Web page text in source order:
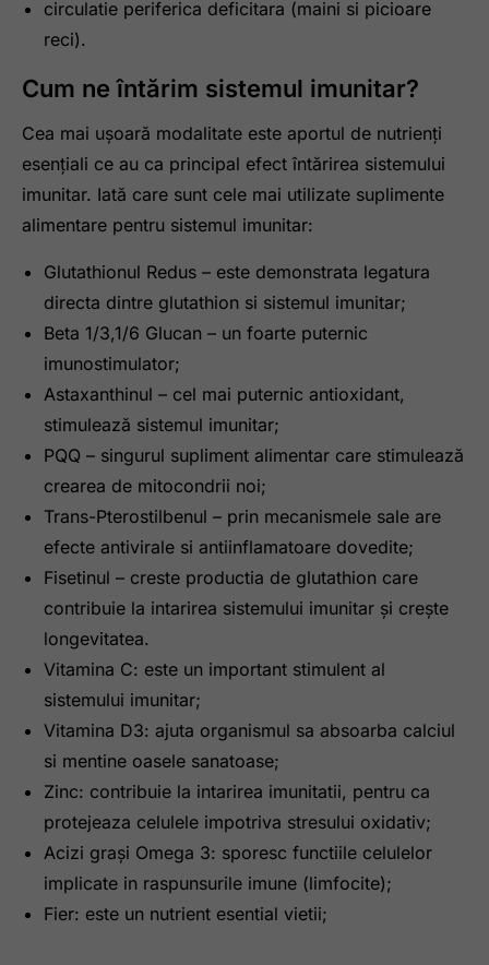
circulatie periferica deficitara (maini si picioare
reci).
Cum ne întărim sistemul imunitar?
Cea mai ușoară modalitate este aportul de nutrienți
esențiali ce au ca principal efect întărirea sistemului
imunitar. Iată care sunt cele mai utilizate suplimente
alimentare pentru sistemul imunitar:
Glutathionul Redus – este demonstrata legatura
directa dintre glutathion si sistemul imunitar;
Beta 1/3,1/6 Glucan – un foarte puternic
imunostimulator;
Astaxanthinul – cel mai puternic antioxidant,
stimulează sistemul imunitar;
PQQ – singurul supliment alimentar care stimulează
crearea de mitocondrii noi;
Trans-Pterostilbenul – prin mecanismele sale are
efecte antivirale si antiinflamatoare dovedite;
Fisetinul – creste productia de glutathion care
contribuie la intarirea sistemului imunitar și crește
longevitatea.
Vitamina C: este un important stimulent al
sistemului imunitar;
Vitamina D3: ajuta organismul sa absoarba calciul
si mentine oasele sanatoase;
Zinc: contribuie la intarirea imunitatii, pentru ca
protejeaza celulele impotriva stresului oxidativ;
Acizi grași Omega 3: sporesc functiile celulelor
implicate in raspunsurile imune (limfocite);
Fier: este un nutrient esential vietii;